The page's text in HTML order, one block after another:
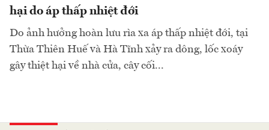
hại do áp thấp nhiệt đới
Do ảnh hưởng hoàn lưu rìa xa áp thấp nhiệt đới, tại
Thừa Thiên Huế và Hà Tĩnh xảy ra dông, lốc xoáy
gây thiệt hại về nhà cửa, cây cối...